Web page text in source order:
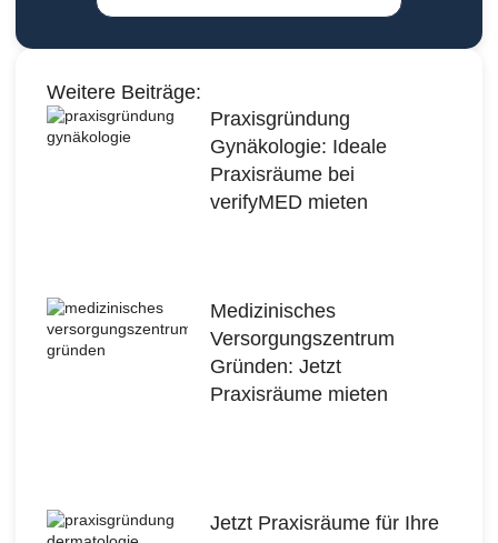
Weitere Beiträge:
Praxisgründung
Gynäkologie: Ideale
Praxisräume bei
verifyMED mieten
Medizinisches
Versorgungszentrum
Gründen: Jetzt
Praxisräume mieten
Jetzt Praxisräume für Ihre